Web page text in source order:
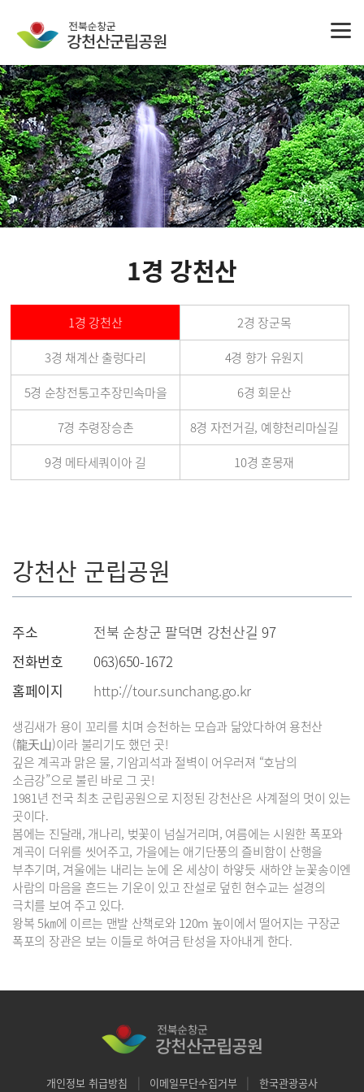
1경 강천산
1경 강천산
2경 장군목
3경 채계산 출렁다리
4경 향가 유원지
5경 순창전통고추장민속마을
6경 회문산
7경 추령장승촌
8경 자전거길, 예향천리마실길
9경 메타세쿼이아 길
10경 훈몽재
강천산 군립공원
주소
전북 순창군 팔덕면 강천산길 97
전화번호
063)650-1672
홈페이지
http://tour.sunchang.go.kr
생김새가 용이 꼬리를 치며 승천하는 모습과 닮았다하여 용천산
(龍天山)이라 불리기도 했던 곳!
깊은 계곡과 맑은 물, 기암괴석과 절벽이 어우러져 “호남의
소금강”으로 불린 바로 그 곳!
1981년 전국 최초 군립공원으로 지정된 강천산은 사계절의 멋이 있는
곳이다.
봄에는 진달래, 개나리, 벚꽃이 넘실거리며, 여름에는 시원한 폭포와
계곡이 더위를 씻어주고, 가을에는 애기단풍의 즐비함이 산행을
부추기며, 겨울에는 내리는 눈에 온 세상이 하얗듯 새하얀 눈꽃송이엔
사람의 마음을 흔드는 기운이 있고 잔설로 덮힌 현수교는 설경의
극치를 보여 주고 있다.
왕복 5㎞에 이르는 맨발 산책로와 120m 높이에서 떨어지는 구장군
폭포의 장관은 보는 이들로 하여금 탄성을 자아내게 한다.
개인정보 취급방침 | 이메일무단수집거부 | 한국관광공사